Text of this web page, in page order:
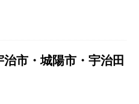
市・城陽市・宇治田